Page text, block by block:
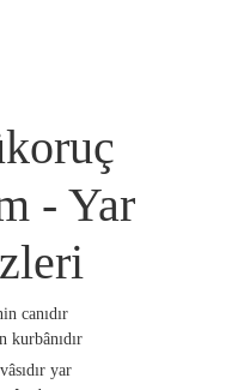
- Yar
canıdır
kurbânıdır
yar